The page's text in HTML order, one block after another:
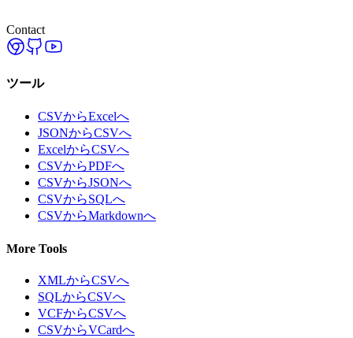
Contact
ツール
CSVからExcelへ
JSONからCSVへ
ExcelからCSVへ
CSVからPDFへ
CSVからJSONへ
CSVからSQLへ
CSVからMarkdownへ
More Tools
XMLからCSVへ
SQLからCSVへ
VCFからCSVへ
CSVからVCardへ